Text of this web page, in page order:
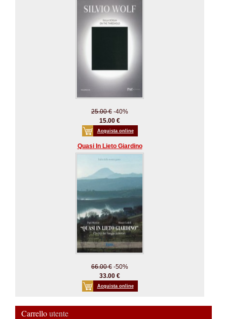
25.00 € -40%
15.00 €
Acquista online
Quasi In Lieto Giardino
66.00 € -50%
33.00 €
Acquista online
Carrelloutente